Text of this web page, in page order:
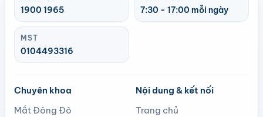
1900 1965 7:30 - 17:00 mỗi ngày
MST
0104493316
Chuyên khoa
Mắt Đông Đô
Nội dung & kết nối
Trang chủ